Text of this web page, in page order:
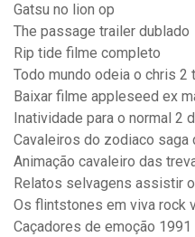
Gatsu no lion op
The passage trailer dublado
Rip tide filme completo
Todo mundo odeia o chris 2
Baixar filme appleseed ex
Inatividade para o normal 2
Cavaleiros do zodiaco
Animação cavaleiro das
Relatos selvagens assistir
Os flintstones em viva rock
Caçadores de emoção 1991